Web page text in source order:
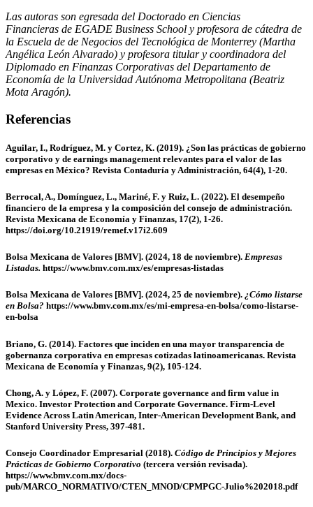
Las autoras son egresada del Doctorado en Ciencias
Financieras de EGADE Business School y profesora de cátedra de
la Escuela de de Negocios del Tecnológica de Monterrey (Martha
Angélica León Alvarado) y profesora titular y coordinadora del
Diplomado en Finanzas Corporativas del Departamento de
Economía de la Universidad Autónoma Metropolitana (Beatriz
Mota Aragón).
Referencias
Aguilar, I., Rodríguez, M. y Cortez, K. (2019). ¿Son las prácticas de gobierno
corporativo y de earnings management relevantes para el valor de las
empresas en México? Revista Contaduría y Administración, 64(4), 1-20.
Berrocal, A., Domínguez, L., Mariné, F. y Ruiz, L. (2022). El desempeño
financiero de la empresa y la composición del consejo de administración.
Revista Mexicana de Economía y Finanzas, 17(2), 1-26.
https://doi.org/10.21919/remef.v17i2.609
Bolsa Mexicana de Valores [BMV]. (2024, 18 de noviembre). Empresas
Listadas. https://www.bmv.com.mx/es/empresas-listadas
Bolsa Mexicana de Valores [BMV]. (2024, 25 de noviembre). ¿Cómo listarse
en Bolsa? https://www.bmv.com.mx/es/mi-empresa-en-bolsa/como-listarse-
en-bolsa
Briano, G. (2014). Factores que inciden en una mayor transparencia de
gobernanza corporativa en empresas cotizadas latinoamericanas. Revista
Mexicana de Economía y Finanzas, 9(2), 105-124.
Chong, A. y López, F. (2007). Corporate governance and firm value in
Mexico. Investor Protection and Corporate Governance. Firm-Level
Evidence Across Latin American, Inter-American Development Bank, and
Stanford University Press, 397-481.
Consejo Coordinador Empresarial (2018). Código de Principios y Mejores
Prácticas de Gobierno Corporativo (tercera versión revisada).
https://www.bmv.com.mx/docs-
pub/MARCO_NORMATIVO/CTEN_MNOD/CPMPGC-Julio%202018.pdf